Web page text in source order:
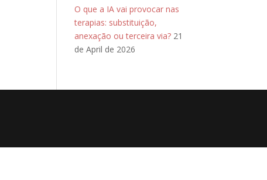
O que a IA vai provocar nas
terapias: substituição,
anexação ou terceira via? 21
de April de 2026